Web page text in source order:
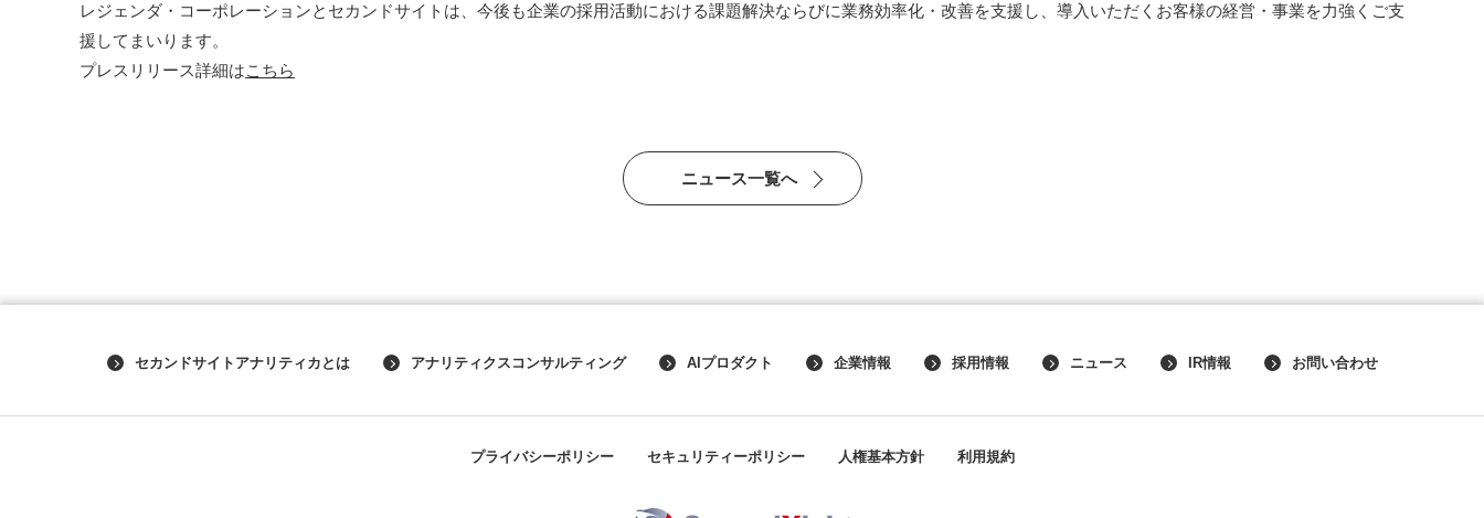
レジェンダ・コーポレーションとセカンドサイトは、今後も企業の採用活動における課題解決ならびに業務効率化・改善を支援し、導入いただくお客様の経営・事業を力強くご支
援してまいります。
プレスリリース詳細はこちら
ニュース一覧へ
セカンドサイトアナリティカとは アナリティクスコンサルティング AIプロダクト 企業情報 採用情報 ニュース IR情報 お問い合わせ
プライバシーポリシー セキュリティーポリシー 人権基本方針 利用規約